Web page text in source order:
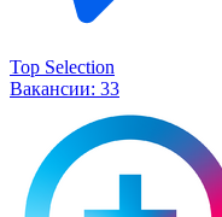
Top Selection
Вакансии: 33